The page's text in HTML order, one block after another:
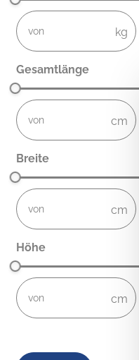
not-visible
Gesamtlänge
not-visible
Breite
not-visible
Höhe
not-visible